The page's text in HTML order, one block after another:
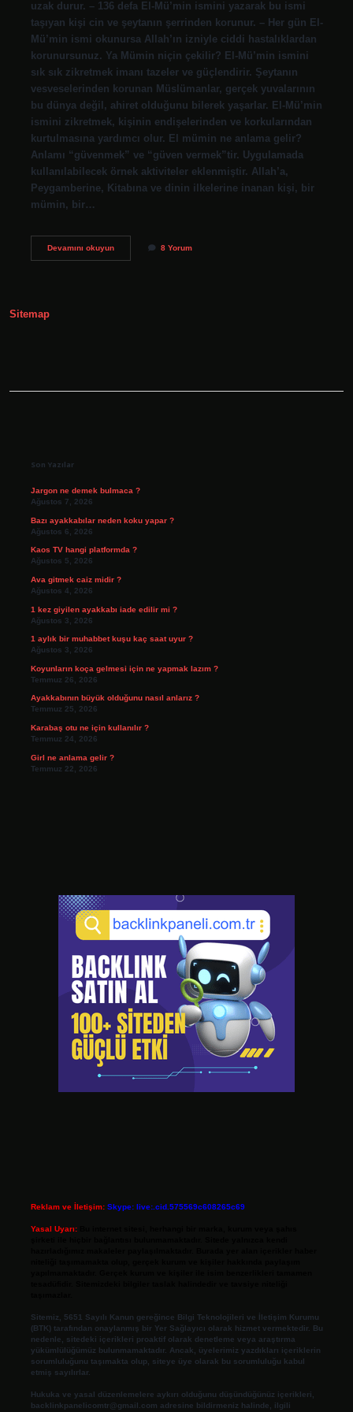
uzak durur. – 136 defa El-Mü’min ismini yazarak bu ismi
taşıyan kişi cin ve şeytanın şerrinden korunur. – Her gün El-
Mü’min ismi okunursa Allah’ın izniyle ciddi hastalıklardan
korunursunuz. Ya Mümin niçin çekilir? El-Mü’min ismini
sık sık zikretmek imanı tazeler ve güçlendirir. Şeytanın
vesveselerinden korunan Müslümanlar, gerçek yuvalarının
bu dünya değil, ahiret olduğunu bilerek yaşarlar. El-Mü’min
ismini zikretmek, kişinin endişelerinden ve korkularından
kurtulmasına yardımcı olur. El mümin ne anlama gelir?
Anlamı “güvenmek” ve “güven vermek”tir. Uygulamada
kullanılabilecek örnek aktiviteler eklenmiştir. Allah’a,
Peygamberine, Kitabına ve dinin ilkelerine inanan kişi, bir
mümin, bir…
Devamını okuyunEl
8 Yorum
Sitemap
Son Yazılar
Jargon ne demek bulmaca ?
Ağustos 7, 2026
Bazı ayakkabılar neden koku yapar ?
Ağustos 6, 2026
Kaos TV hangi platformda ?
Ağustos 5, 2026
Ava gitmek caiz midir ?
Ağustos 4, 2026
1 kez giyilen ayakkabı iade edilir mi ?
Ağustos 3, 2026
1 aylık bir muhabbet kuşu kaç saat uyur ?
Ağustos 3, 2026
Koyunların koça gelmesi için ne yapmak lazım ?
Temmuz 26, 2026
Ayakkabının büyük olduğunu nasıl anlarız ?
Temmuz 25, 2026
Karabaş otu ne için kullanılır ?
Temmuz 24, 2026
Girl ne anlama gelir ?
Temmuz 22, 2026
Reklam ve İletişim: Skype: live:.cid.575569c608265c69
Yasal Uyarı:
Sitemiz, 5651 Sayılı Kanun gereğince Bilgi Teknolojileri ve İletişim Kurumu
(BTK) tarafından onaylanmış bir Yer Sağlayıcı olarak hizmet vermektedir. Bu
nedenle, sitedeki içerikleri proaktif olarak denetleme veya araştırma
yükümlülüğümüz bulunmamaktadır. Ancak, üyelerimiz yazdıkları içeriklerin
sorumluluğunu taşımakta olup, siteye üye olarak bu sorumluluğu kabul
etmiş sayılırlar.
Hukuka ve yasal düzenlemelere aykırı olduğunu düşündüğünüz içerikleri,
backlinkpanelicomtr@gmail.com adresine bildirmeniz halinde, ilgili